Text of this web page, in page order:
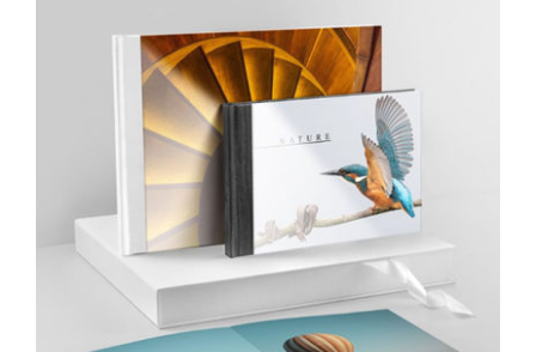
85,00€
à
140,00€